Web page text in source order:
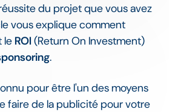
du projet que vous avez
vous explique comment
le ROI (Return On Investment)
.
pour être l'un des moyens
faire de la publicité pour votre